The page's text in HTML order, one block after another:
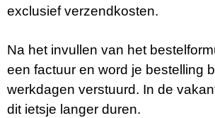
exclusief verzendkosten.
Na het invullen van het
een factuur en word je bestelling
werkdagen verstuurd. In de
dit ietsje langer duren.